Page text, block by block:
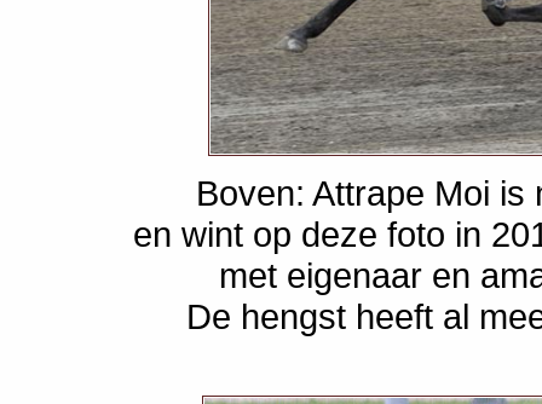
Boven: Attrape Moi
en wint op deze foto in
met eigenaar en
De hengst heeft al